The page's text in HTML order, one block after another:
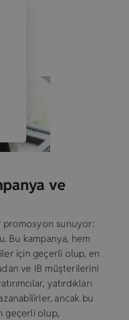
ve
promosyon sunuyor:
Bu kampanya, hem
için geçerli olup, en
ve IB müşterilerini
yatırdıkları
ancak bu
geçerli olup,